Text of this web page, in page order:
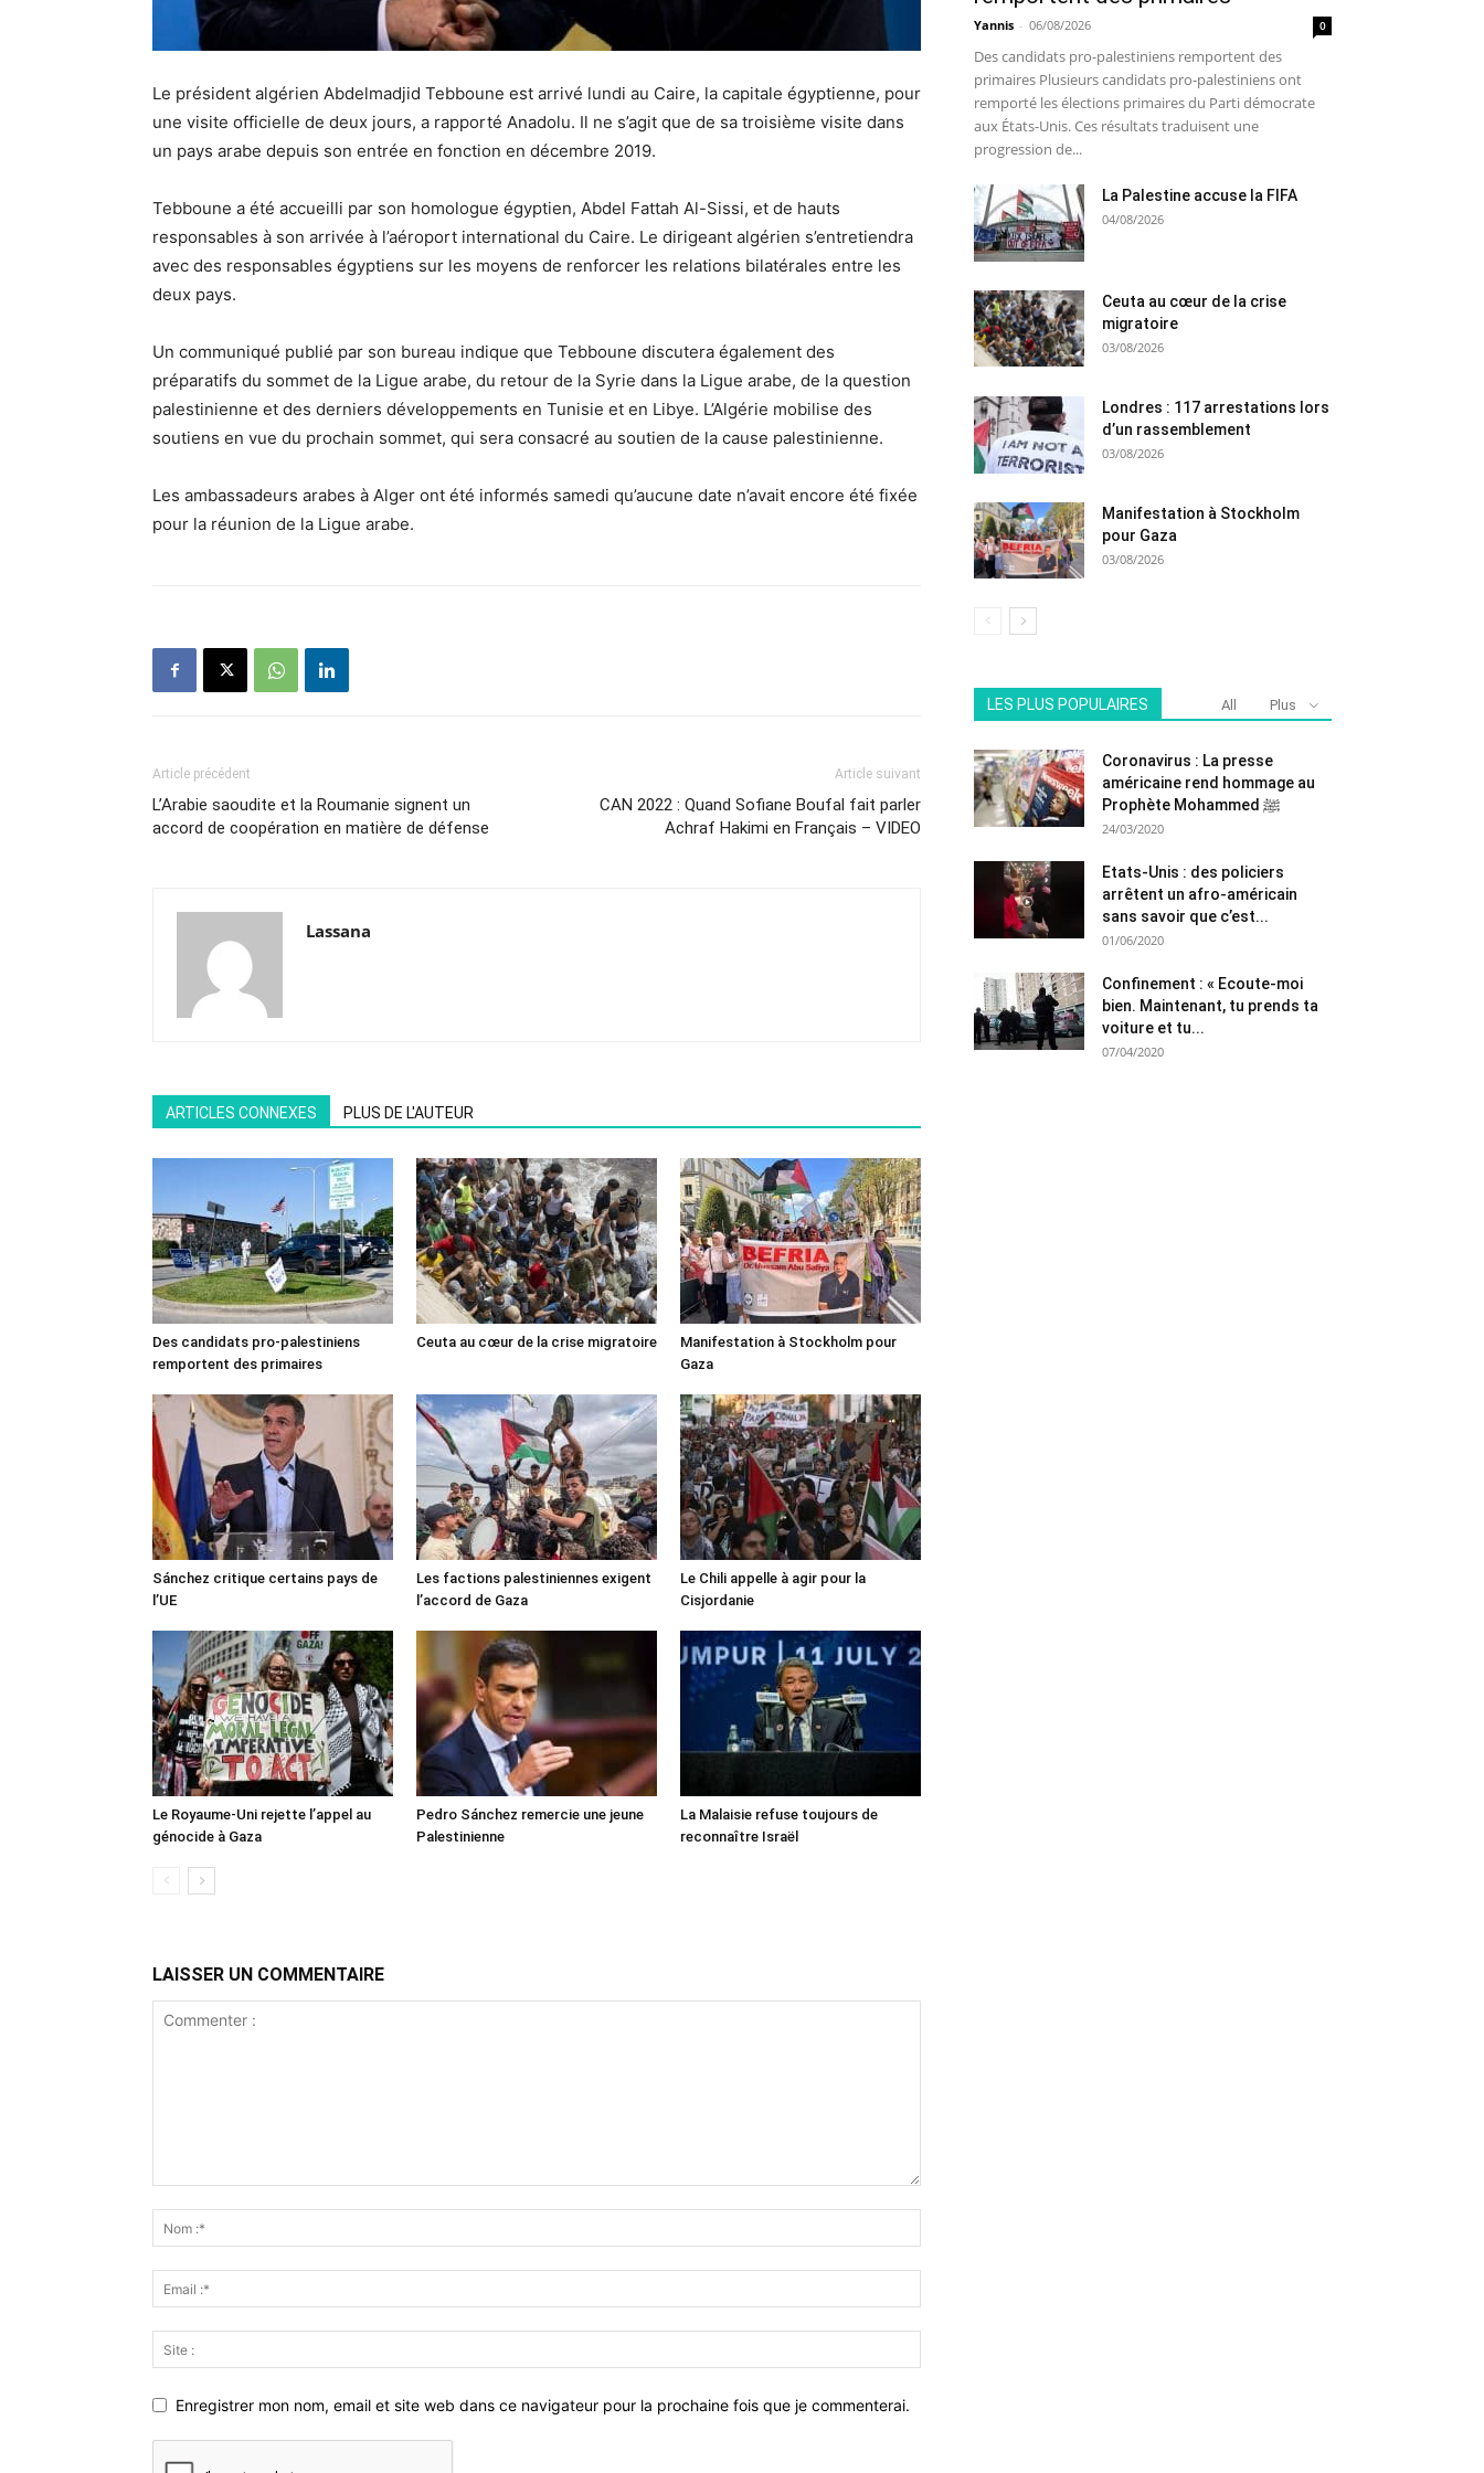
Le président algérien Abdelmadjid Tebboune est arrivé lundi au Caire, la capitale égyptienne, pour
une visite officielle de deux jours, a rapporté Anadolu. Il ne s’agit que de sa troisième visite dans
un pays arabe depuis son entrée en fonction en décembre 2019.
Tebboune a été accueilli par son homologue égyptien, Abdel Fattah Al-Sissi, et de hauts
responsables à son arrivée à l’aéroport international du Caire. Le dirigeant algérien s’entretiendra
avec des responsables égyptiens sur les moyens de renforcer les relations bilatérales entre les
deux pays.
Un communiqué publié par son bureau indique que Tebboune discutera également des
préparatifs du sommet de la Ligue arabe, du retour de la Syrie dans la Ligue arabe, de la question
palestinienne et des derniers développements en Tunisie et en Libye. L’Algérie mobilise des
soutiens en vue du prochain sommet, qui sera consacré au soutien de la cause palestinienne.
Les ambassadeurs arabes à Alger ont été informés samedi qu’aucune date n’avait encore été fixée
pour la réunion de la Ligue arabe.
Article précédent
L’Arabie saoudite et la Roumanie signent un
accord de coopération en matière de défense
Article suivant
CAN 2022 : Quand Sofiane Boufal fait parler
Achraf Hakimi en Français – VIDEO
Lassana
ARTICLES CONNEXES PLUS DE L'AUTEUR
Des candidats pro-palestiniens
remportent des primaires
Ceuta au cœur de la crise migratoire
Manifestation à Stockholm pour
Gaza
Sánchez critique certains pays de
l’UE
Les factions palestiniennes exigent
l’accord de Gaza
Le Chili appelle à agir pour la
Cisjordanie
Le Royaume-Uni rejette l’appel au
génocide à Gaza
Pedro Sánchez remercie une jeune
Palestinienne
La Malaisie refuse toujours de
reconnaître Israël
LAISSER UN COMMENTAIRE
Enregistrer mon nom, email et site web dans ce navigateur pour la prochaine fois que je commenterai.
Yannis - 06/08/2026 0
Des candidats pro-palestiniens remportent des
primaires Plusieurs candidats pro-palestiniens ont
remporté les élections primaires du Parti démocrate
aux États-Unis. Ces résultats traduisent une
progression de...
La Palestine accuse la FIFA
04/08/2026
Ceuta au cœur de la crise
migratoire
03/08/2026
Londres : 117 arrestations lors
d’un rassemblement
03/08/2026
Manifestation à Stockholm
pour Gaza
03/08/2026
LES PLUS POPULAIRES All Plus
Coronavirus : La presse
américaine rend hommage au
Prophète Mohammed ﷺ
24/03/2020
Etats-Unis : des policiers
arrêtent un afro-américain
sans savoir que c’est...
01/06/2020
Confinement : « Ecoute-moi
bien. Maintenant, tu prends ta
voiture et tu...
07/04/2020